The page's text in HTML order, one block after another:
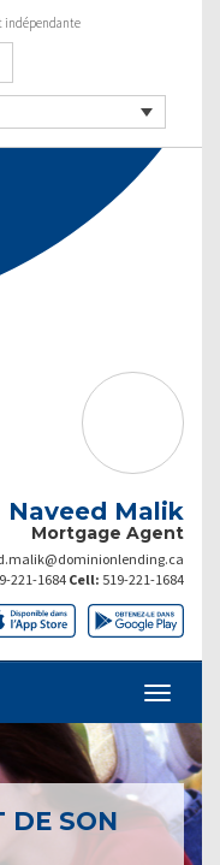
indépendante
Naveed Malik
Mortgage Agent
221-1684 Cell: 519-221-1684
DE SON